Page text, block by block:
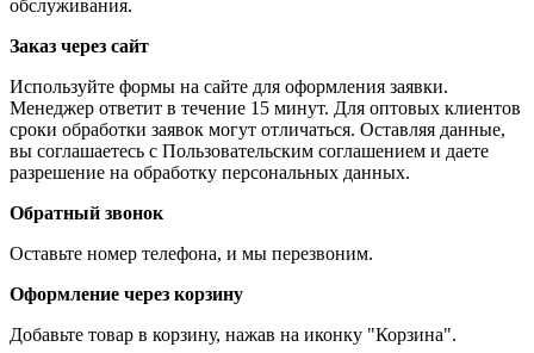
обслуживания.
Заказ через сайт
Используйте формы на сайте для оформления заявки.
Менеджер ответит в течение 15 минут. Для оптовых клиентов
сроки обработки заявок могут отличаться. Оставляя данные,
вы соглашаетесь с Пользовательским соглашением и даете
разрешение на обработку персональных данных.
Обратный звонок
Оставьте номер телефона, и мы перезвоним.
Оформление через корзину
Добавьте товар в корзину, нажав на иконку "Корзина".